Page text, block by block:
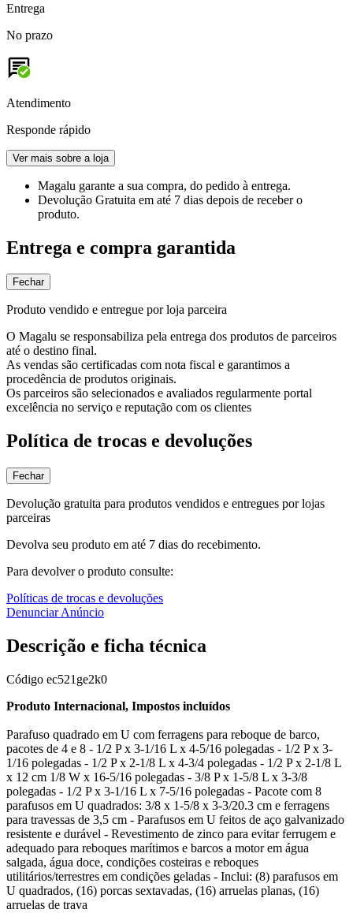
Entrega
No prazo
Atendimento
Responde rápido
Ver mais sobre a loja
Magalu garante a sua compra, do pedido à entrega.
Devolução Gratuita em até 7 dias depois de receber o
produto.
Entrega e compra garantida
Fechar
Produto vendido e entregue por loja parceira
O Magalu se responsabiliza pela entrega dos produtos de parceiros
até o destino final.
As vendas são certificadas com nota fiscal e garantimos a
procedência de produtos originais.
Os parceiros são selecionados e avaliados regularmente portal
excelência no serviço e reputação com os clientes
Política de trocas e devoluções
Fechar
Devolução gratuita para produtos vendidos e entregues por lojas
parceiras
Devolva seu produto em até 7 dias do recebimento.
Para devolver o produto consulte:
Políticas de trocas e devoluções
Denunciar Anúncio
Descrição e ficha técnica
Código ec521ge2k0
Produto Internacional, Impostos incluídos
Parafuso quadrado em U com ferragens para reboque de barco,
pacotes de 4 e 8 - 1/2 P x 3-1/16 L x 4-5/16 polegadas - 1/2 P x 3-
1/16 polegadas - 1/2 P x 2-1/8 L x 4-3/4 polegadas - 1/2 P x 2-1/8 L
x 12 cm 1/8 W x 16-5/16 polegadas - 3/8 P x 1-5/8 L x 3-3/8
polegadas - 1/2 P x 3-1/16 L x 7-5/16 polegadas - Pacote com 8
parafusos em U quadrados: 3/8 x 1-5/8 x 3-3/20.3 cm e ferragens
para travessas de 3,5 cm - Parafusos em U feitos de aço galvanizado
resistente e durável - Revestimento de zinco para evitar ferrugem e
adequado para reboques marítimos e barcos a motor em água
salgada, água doce, condições costeiras e reboques
utilitários/terrestres em condições geladas - Inclui: (8) parafusos em
U quadrados, (16) porcas sextavadas, (16) arruelas planas, (16)
arruelas de trava